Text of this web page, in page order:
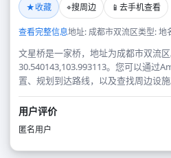
★收藏 ⌖搜周边 📱 去手机查看
查看完整信息地址: 成都市双流区类型: 地
文星桥是一家桥，地址为成都市双流区
30.540143,103.993113。您可以通过
置、规划到达路线，以及查找周边设施
用户评价
匿名用户